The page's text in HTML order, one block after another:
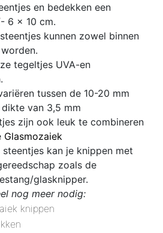
en bedekken een
6 x 10 cm.
kunnen zowel binnen
tegeltjes UVA-en
tussen de 10-20 mm
van 3,5 mm
zijn ook leuk te combineren
Glasmozaiek
kan je knippen met
zoals de
glasknipper.
nog meer nodig: